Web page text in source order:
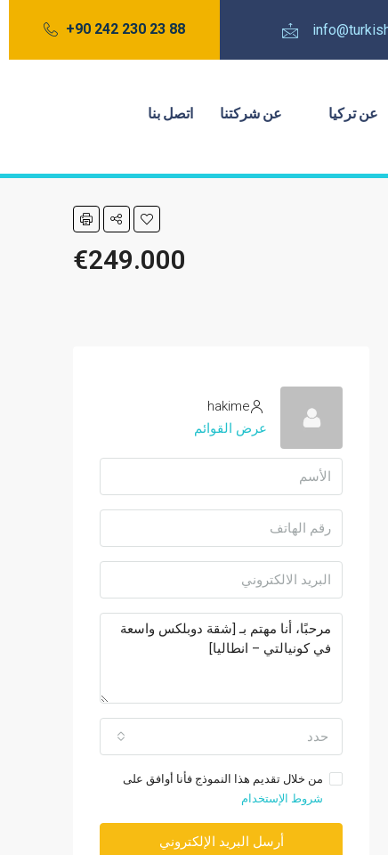
88 23 230 242 90+
عن تركيا عن شركتنا اتصل بنا
€249.000
hakime
عرض القوائم
حدد
من خلال تقديم هذا النموذج فأنا أوافق على
شروط الإستخدام
أرسل البريد الإلكتروني